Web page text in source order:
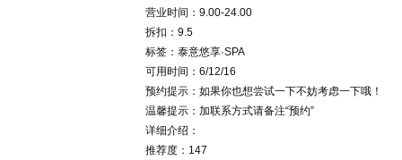
营业时间：9.00-24.00
拆扣：9.5
标签：泰意悠享·SPA‌
可用时间：6/12/16
预约提示：如果你也想尝试一下不妨考虑一下哦！
温馨提示：加联系方式请备注“预约”
详细介绍：
推荐度：147